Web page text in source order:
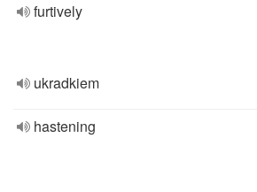
furtively
ukradkiem
hastening